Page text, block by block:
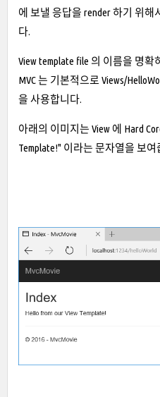
에 보낼 응답을 render 하기 위해
다.
View template file 의 이름을 명
MVC 는 기본적으로 Views/
을 사용합니다.
아래의 이미지는 View 에 Hard
Template!" 이라는 문자열을 보여